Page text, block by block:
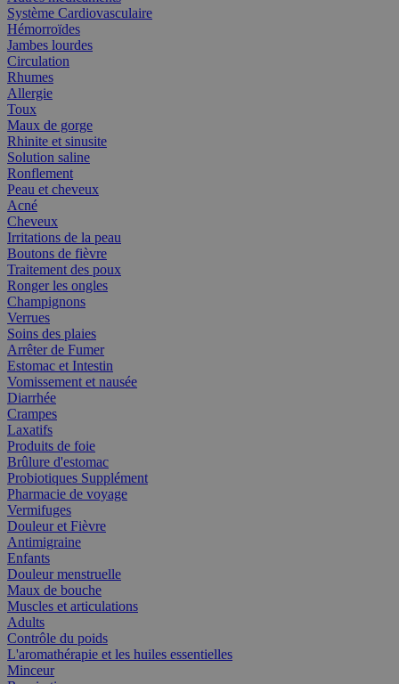
Système Cardiovasculaire
Hémorroïdes
Jambes lourdes
Circulation
Rhumes
Allergie
Toux
Maux de gorge
Rhinite et sinusite
Solution saline
Ronflement
Peau et cheveux
Acné
Cheveux
Irritations de la peau
Boutons de fièvre
Traitement des poux
Ronger les ongles
Champignons
Verrues
Soins des plaies
Arrêter de Fumer
Estomac et Intestin
Vomissement et nausée
Diarrhée
Crampes
Laxatifs
Produits de foie
Brûlure d'estomac
Probiotiques Supplément
Pharmacie de voyage
Vermifuges
Douleur et Fièvre
Antimigraine
Enfants
Douleur menstruelle
Maux de bouche
Muscles et articulations
Adults
Contrôle du poids
L'aromathérapie et les huiles essentielles
Minceur